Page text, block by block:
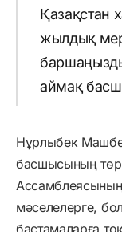
Қазақстан
жылдық
аймақ
Нұрлыбек
басшысының
мәселелерге,